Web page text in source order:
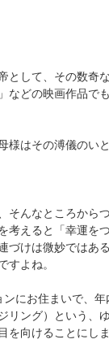
として、その数奇
などの映画作品で
様はその溥儀のい
そんなところから
考えると「幸運を
づけは微妙ではあ
すよね。
にお住まいで、年
リング）という、
を向けることにしま